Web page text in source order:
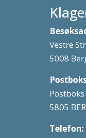
Vestre
5008
5805
Telefon: